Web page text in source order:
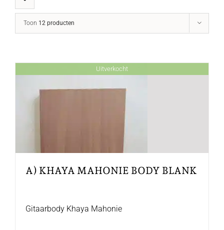
Toon 12 producten
Uitverkocht
A) KHAYA MAHONIE BODY BLANK
Gitaarbody Khaya Mahonie